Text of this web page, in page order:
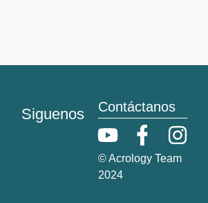
Siguenos Contáctanos
© Acrology Team
2024